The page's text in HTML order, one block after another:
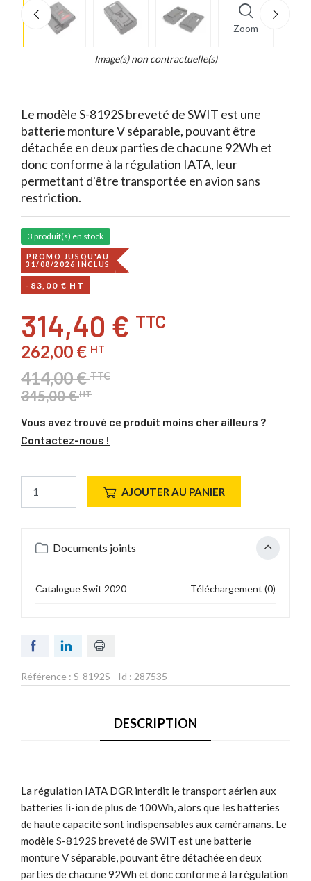
Zoom
Image(s) non contractuelle(s)
Le modèle S-8192S breveté de SWIT est une
batterie monture V séparable, pouvant être
détachée en deux parties de chacune 92Wh et
donc conforme à la régulation IATA, leur
permettant d'être transportée en avion sans
restriction.
3 produit(s) en stock
PROMO JUSQU'AU
31/08/2026 INCLUS
-83,00 € HT
314,40 € TTC
262,00 € HT
414,00 €TTC
345,00 €HT
Vous avez trouvé ce produit moins cher ailleurs ?
Contactez-nous !
AJOUTER AU PANIER
Documents joints
Catalogue Swit 2020 Téléchargement (0)
Référence : S-8192S - Id : 287535
DESCRIPTION
La régulation IATA DGR interdit le transport aérien aux
batteries li-ion de plus de 100Wh, alors que les batteries
de haute capacité sont indispensables aux caméramans. Le
modèle S-8192S breveté de SWIT est une batterie
monture V séparable, pouvant être détachée en deux
parties de chacune 92Wh et donc conforme à la régulation